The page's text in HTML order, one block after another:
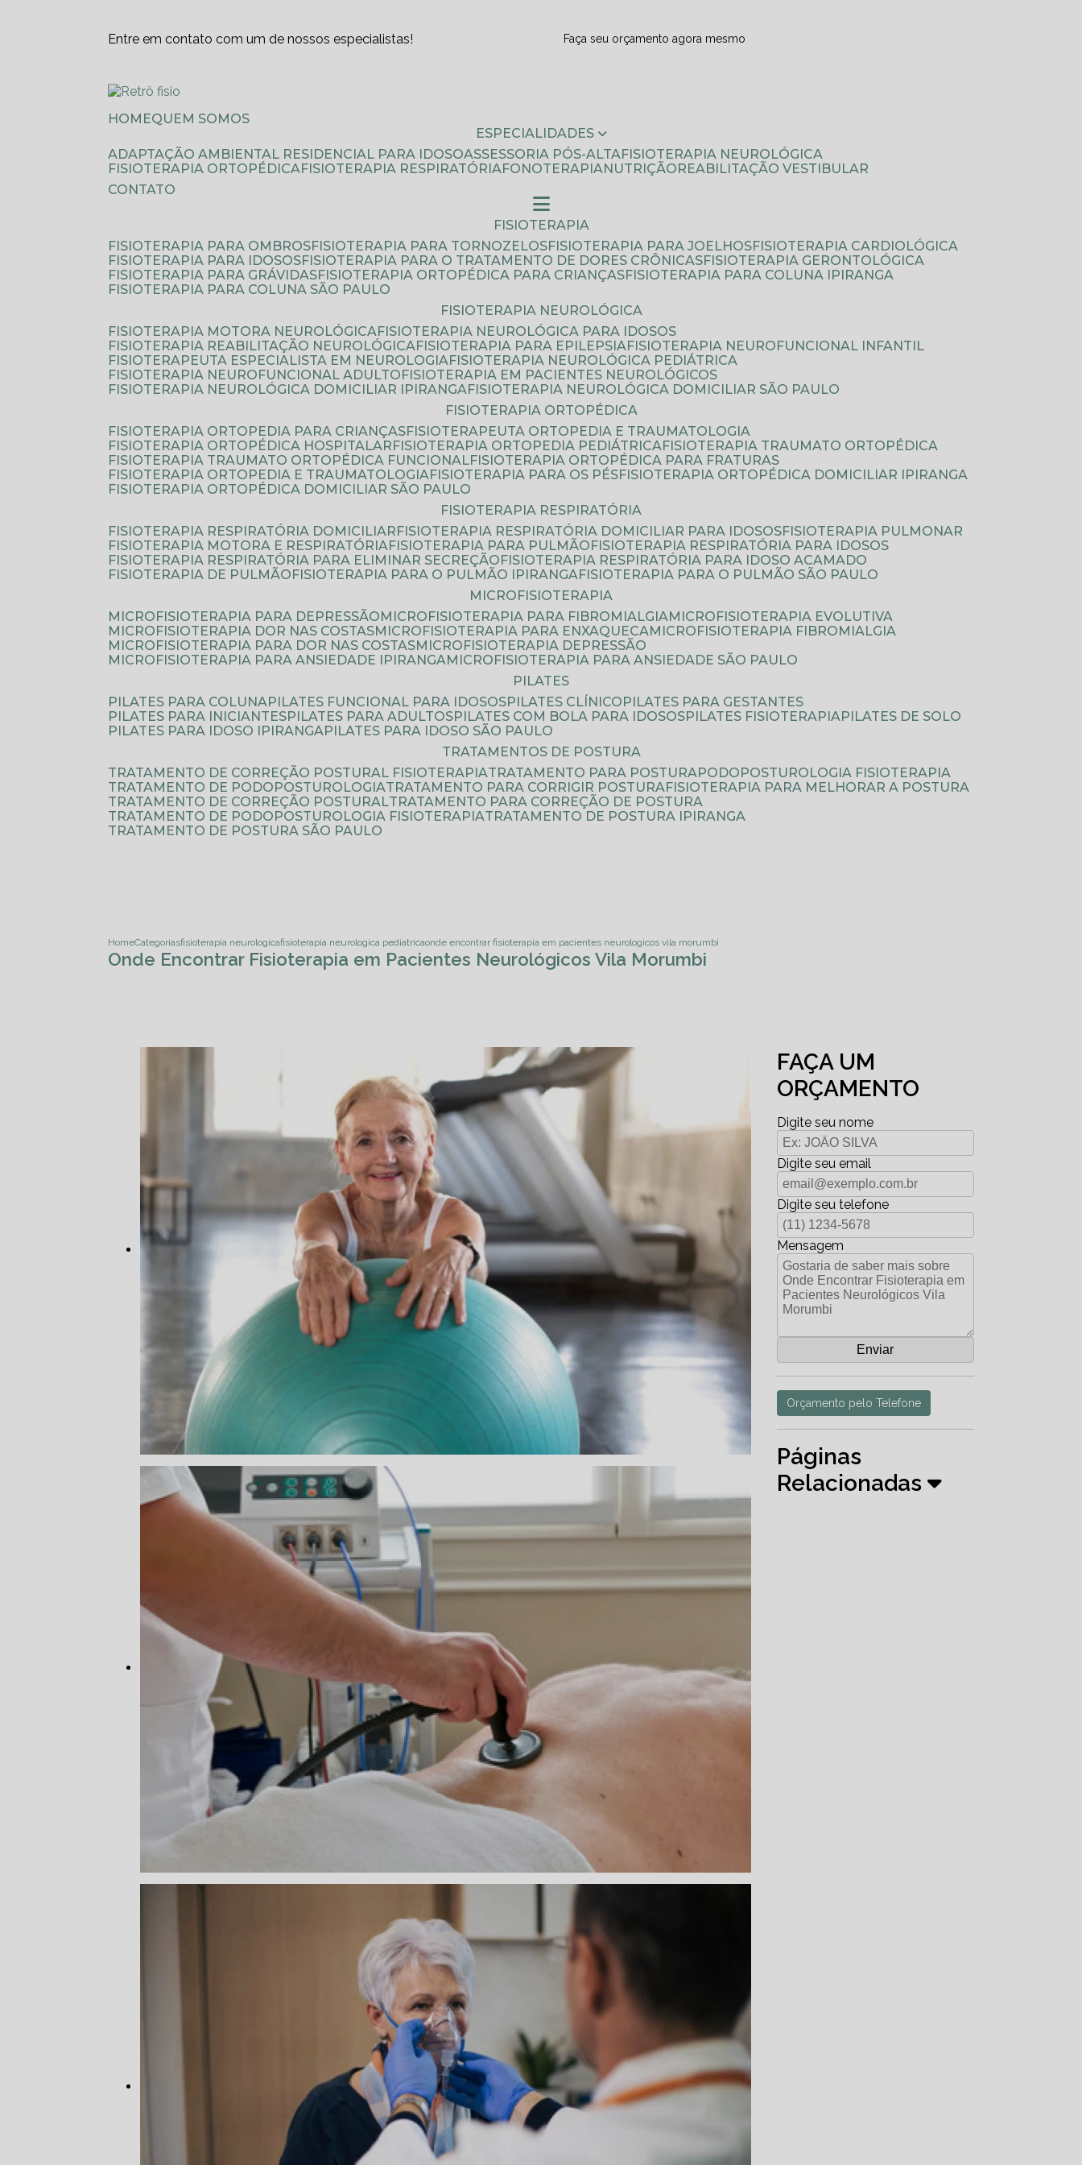
Entre em contato com um de nossos especialistas! Faça seu orçamento agora mesmo
HOME
QUEM SOMOS
ESPECIALIDADES
ADAPTAÇÃO AMBIENTAL RESIDENCIAL PARA IDOSO
ASSESSORIA PÓS-ALTA
FISIOTERAPIA NEUROLÓGICA
FISIOTERAPIA ORTOPÉDICA
FISIOTERAPIA RESPIRATÓRIA FONOTERAPIA NUTRIÇÃO
REABILITAÇÃO VESTIBULAR
CONTATO
FISIOTERAPIA
FISIOTERAPIA PARA OMBROS
FISIOTERAPIA PARA TORNOZELOS FISIOTERAPIA PARA JOELHOS
FISIOTERAPIA CARDIOLÓGICA
FISIOTERAPIA PARA IDOSOS
FISIOTERAPIA PARA O TRATAMENTO DE DORES CRÔNICAS
FISIOTERAPIA GERONTOLÓGICA
FISIOTERAPIA PARA GRÁVIDAS
FISIOTERAPIA ORTOPÉDICA PARA CRIANÇAS
FISIOTERAPIA PARA COLUNA IPIRANGA
FISIOTERAPIA PARA COLUNA SÃO PAULO
FISIOTERAPIA NEUROLÓGICA
FISIOTERAPIA MOTORA NEUROLÓGICA
FISIOTERAPIA NEUROLÓGICA PARA IDOSOS
FISIOTERAPIA REABILITAÇÃO NEUROLÓGICA
FISIOTERAPIA PARA EPILEPSIA
FISIOTERAPIA NEUROFUNCIONAL INFANTIL
FISIOTERAPEUTA ESPECIALISTA EM NEUROLOGIA
FISIOTERAPIA NEUROLÓGICA PEDIÁTRICA
FISIOTERAPIA NEUROFUNCIONAL ADULTO
FISIOTERAPIA EM PACIENTES NEUROLÓGICOS
FISIOTERAPIA NEUROLÓGICA DOMICILIAR IPIRANGA
FISIOTERAPIA NEUROLÓGICA DOMICILIAR SÃO PAULO
FISIOTERAPIA ORTOPÉDICA
FISIOTERAPIA ORTOPEDIA PARA CRIANÇAS
FISIOTERAPEUTA ORTOPEDIA E TRAUMATOLOGIA
FISIOTERAPIA ORTOPÉDICA HOSPITALAR
FISIOTERAPIA ORTOPEDIA PEDIÁTRICA
FISIOTERAPIA TRAUMATO ORTOPÉDICA
FISIOTERAPIA TRAUMATO ORTOPÉDICA FUNCIONAL
FISIOTERAPIA ORTOPÉDICA PARA FRATURAS
FISIOTERAPIA ORTOPEDIA E TRAUMATOLOGIA
FISIOTERAPIA PARA OS PÉS
FISIOTERAPIA ORTOPÉDICA DOMICILIAR IPIRANGA
FISIOTERAPIA ORTOPÉDICA DOMICILIAR SÃO PAULO
FISIOTERAPIA RESPIRATÓRIA
FISIOTERAPIA RESPIRATÓRIA DOMICILIAR
FISIOTERAPIA RESPIRATÓRIA DOMICILIAR PARA IDOSOS
FISIOTERAPIA PULMONAR
FISIOTERAPIA MOTORA E RESPIRATÓRIA
FISIOTERAPIA PARA PULMÃO
FISIOTERAPIA RESPIRATÓRIA PARA IDOSOS
FISIOTERAPIA RESPIRATÓRIA PARA ELIMINAR SECREÇÃO
FISIOTERAPIA RESPIRATÓRIA PARA IDOSO ACAMADO
FISIOTERAPIA DE PULMÃO
FISIOTERAPIA PARA O PULMÃO IPIRANGA
FISIOTERAPIA PARA O PULMÃO SÃO PAULO
MICROFISIOTERAPIA
MICROFISIOTERAPIA PARA DEPRESSÃO
MICROFISIOTERAPIA PARA FIBROMIALGIA
MICROFISIOTERAPIA EVOLUTIVA
MICROFISIOTERAPIA DOR NAS COSTAS
MICROFISIOTERAPIA PARA ENXAQUECA
MICROFISIOTERAPIA FIBROMIALGIA
MICROFISIOTERAPIA PARA DOR NAS COSTAS
MICROFISIOTERAPIA DEPRESSÃO
MICROFISIOTERAPIA PARA ANSIEDADE IPIRANGA
MICROFISIOTERAPIA PARA ANSIEDADE SÃO PAULO
PILATES
PILATES PARA COLUNA
PILATES FUNCIONAL PARA IDOSOS PILATES CLÍNICO
PILATES PARA GESTANTES
PILATES PARA INICIANTES
PILATES PARA ADULTOS PILATES COM BOLA PARA IDOSOS PILATES FISIOTERAPIA
PILATES DE SOLO
PILATES PARA IDOSO IPIRANGA
PILATES PARA IDOSO SÃO PAULO
TRATAMENTOS DE POSTURA
TRATAMENTO DE CORREÇÃO POSTURAL FISIOTERAPIA
TRATAMENTO PARA POSTURA
PODOPOSTUROLOGIA FISIOTERAPIA
TRATAMENTO DE PODOPOSTUROLOGIA
TRATAMENTO PARA CORRIGIR POSTURA
FISIOTERAPIA PARA MELHORAR A POSTURA
TRATAMENTO DE CORREÇÃO POSTURAL
TRATAMENTO PARA CORREÇÃO DE POSTURA
TRATAMENTO DE PODOPOSTUROLOGIA FISIOTERAPIA
TRATAMENTO DE POSTURA IPIRANGA
TRATAMENTO DE POSTURA SÃO PAULO
HomeCategoriasfisioterapia neurologicafisioterapia neurologica pediatricaonde encontrar fisioterapia em pacientes neurologicos vila morumbi
Onde Encontrar Fisioterapia em Pacientes Neurológicos Vila Morumbi
FAÇA UM
ORÇAMENTO
Digite seu nome
Digite seu email
Digite seu telefone
Mensagem
Orçamento pelo Telefone
Páginas
Relacionadas